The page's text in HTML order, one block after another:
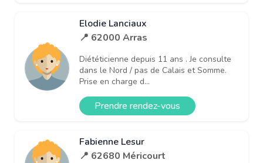
Elodie Lanciaux
📍 62000 Arras
Diététicienne depuis 11 ans . Je consulte
dans le Nord / pas de Calais et Somme.
Prise en charge d...
Prendre rendez-vous
Fabienne Lesur
📍 62680 Méricourt